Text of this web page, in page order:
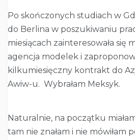
Po skończonych studiach w
do Berlina w poszukiwaniu
miesiącach zainteresowała się
agencja modelek i
kilkumiesięczny kontrakt do
Awiw-u. Wybrałam Meksyk.
Naturalnie, na początku
tam nie znałam i nie mówiłam